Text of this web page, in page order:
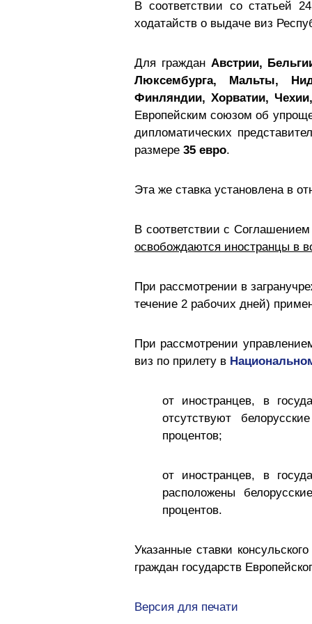
В соответствии со статьей
ходатайств о выдаче виз
Для граждан Австрии,
Люксембурга, Мальты,
Финляндии, Хорватии,
Европейским союзом об
дипломатических
размере 35 евро.
Эта же ставка установлена в
В соответствии с
освобождаются иностранцы в
При рассмотрении в
течение 2 рабочих дней)
При рассмотрении
виз по прилету в
от иностранцев, в
отсутствуют
процентов;
от иностранцев, в
расположены
процентов.
Указанные ставки
граждан государств
Версия для печати